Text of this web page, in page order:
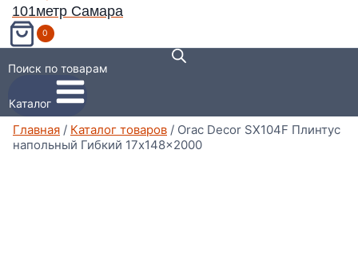
101метр Самара
0
Поиск по товарам
Каталог
Главная / Каталог товаров / Orac Decor SX104F Плинтус
напольный Гибкий 17x148x2000